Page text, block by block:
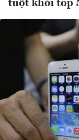
tuột khỏi top